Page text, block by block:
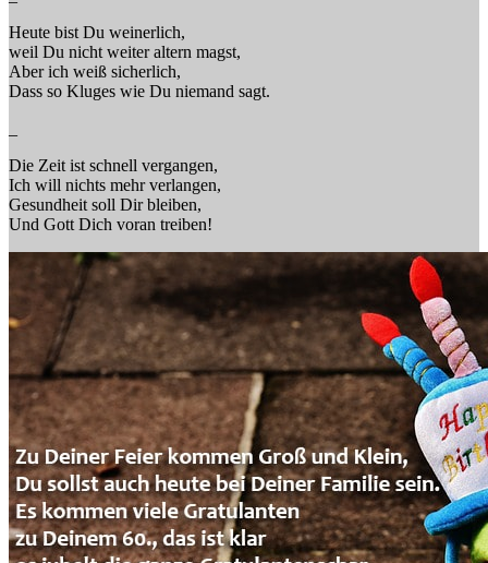
Heute bist Du weinerlich,
weil Du nicht weiter altern magst,
Aber ich weiß sicherlich,
Dass so Kluges wie Du niemand sagt.
Die Zeit ist schnell vergangen,
Ich will nichts mehr verlangen,
Gesundheit soll Dir bleiben,
Und Gott Dich voran treiben!